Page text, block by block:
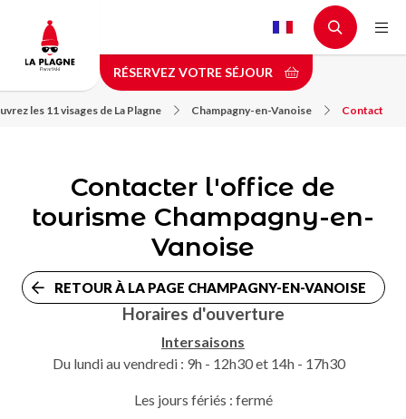
contenu
principal
RÉSERVEZ VOTRE SÉJOUR
les 11 visages de La Plagne Champagny-en-Vanoise Contact
Contacter l'office de
tourisme Champagny-en-
Vanoise
RETOUR À LA PAGE CHAMPAGNY-EN-VANOISE
Horaires d'ouverture
Intersaisons
Du lundi au vendredi : 9h - 12h30 et 14h - 17h30
Les jours fériés : fermé